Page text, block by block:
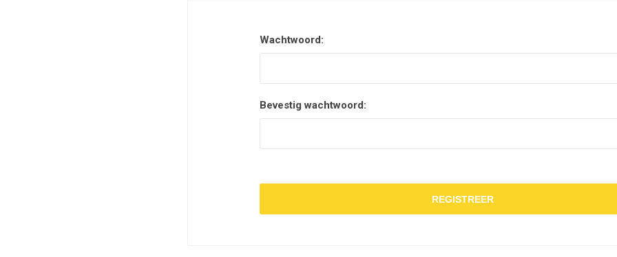
Wachtwoord:
Bevestig wachtwoord:
REGISTREER